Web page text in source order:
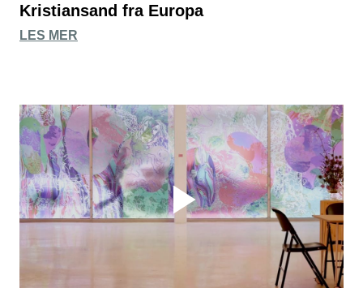
Kristiansand fra Europa
LES MER